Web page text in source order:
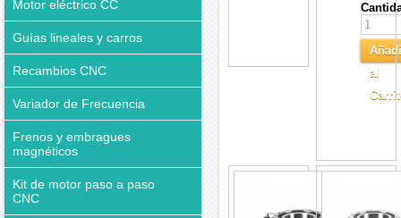
Motor eléctrico CC
Guías lineales y carros
Recambios CNC
Variador de Frecuencia
Frenos y embragues
magnéticos
Kit de motor paso a paso
CNC
al